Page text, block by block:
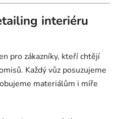
interiéru
pro zákazníky, kteří chtějí
Každý vůz posuzujeme
materiálům i míře